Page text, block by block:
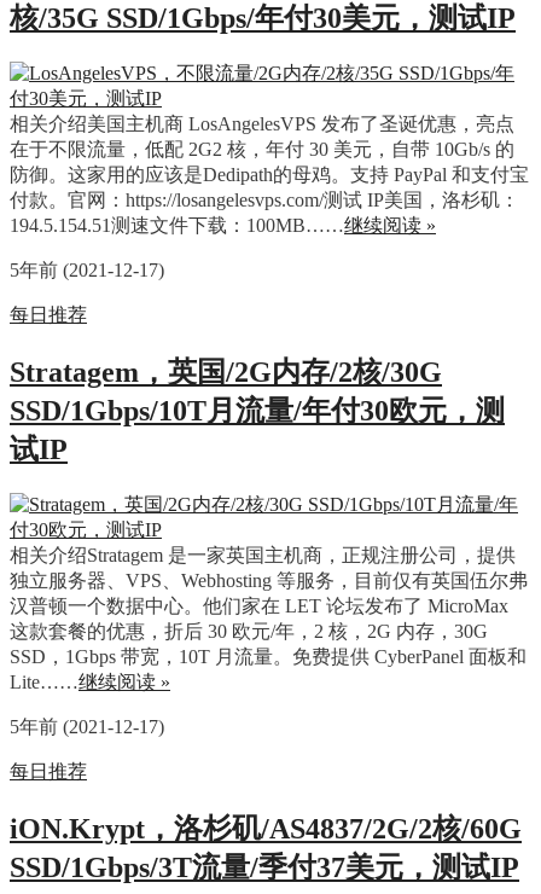
核/35G SSD/1Gbps/年付30美元，测试IP
相关介绍美国主机商 LosAngelesVPS 发布了圣诞优惠，亮点
在于不限流量，低配 2G2 核，年付 30 美元，自带 10Gb/s 的
防御。这家用的应该是Dedipath的母鸡。支持 PayPal 和支付宝
付款。官网：https://losangelesvps.com/测试 IP美国，洛杉矶：
194.5.154.51测速文件下载：100MB……继续阅读 »
5年前 (2021-12-17)
每日推荐
Stratagem，英国/2G内存/2核/30G
SSD/1Gbps/10T月流量/年付30欧元，测
试IP
相关介绍Stratagem 是一家英国主机商，正规注册公司，提供
独立服务器、VPS、Webhosting 等服务，目前仅有英国伍尔弗
汉普顿一个数据中心。他们家在 LET 论坛发布了 MicroMax
这款套餐的优惠，折后 30 欧元/年，2 核，2G 内存，30G
SSD，1Gbps 带宽，10T 月流量。免费提供 CyberPanel 面板和
Lite……继续阅读 »
5年前 (2021-12-17)
每日推荐
iON.Krypt，洛杉矶/AS4837/2G/2核/60G
SSD/1Gbps/3T流量/季付37美元，测试IP